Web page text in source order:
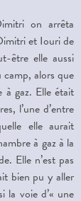
on arrêta
et Iouri de
être elle aussi
alors que
à gaz. Elle était
l’une d’entre
elle aurait
à gaz à la
Elle n’est pas
bien pu y aller
la voie d’« une